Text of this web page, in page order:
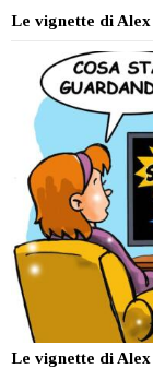
Le vignette di Alex
Le vignette di Alex